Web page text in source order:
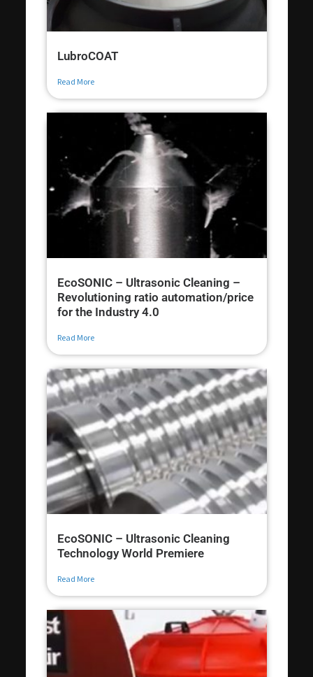
LubroCOAT
Read More
EcoSONIC – Ultrasonic Cleaning –
Revolutioning ratio automation/price
for the Industry 4.0
Read More
EcoSONIC – Ultrasonic Cleaning
Technology World Premiere
Read More